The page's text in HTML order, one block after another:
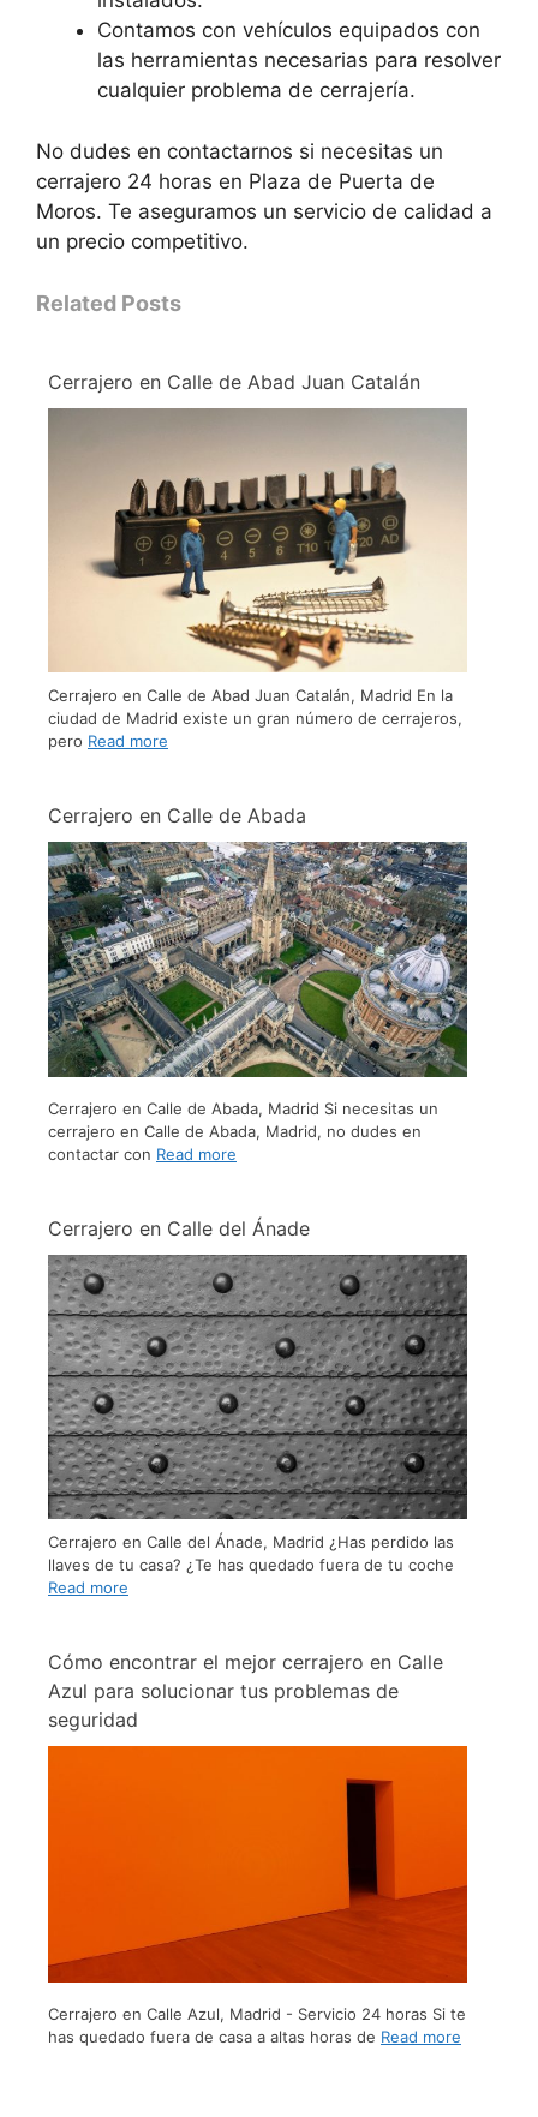
Contamos con vehículos equipados con
las herramientas necesarias para resolver
cualquier problema de cerrajería.
No dudes en contactarnos si necesitas un
cerrajero 24 horas en Plaza de Puerta de
Moros. Te aseguramos un servicio de calidad a
un precio competitivo.
Related Posts
Cerrajero en Calle de Abad Juan Catalán
Cerrajero en Calle de Abad Juan Catalán, Madrid En la
ciudad de Madrid existe un gran número de cerrajeros,
pero Read more
Cerrajero en Calle de Abada
Cerrajero en Calle de Abada, Madrid Si necesitas un
cerrajero en Calle de Abada, Madrid, no dudes en
contactar con Read more
Cerrajero en Calle del Ánade
Cerrajero en Calle del Ánade, Madrid ¿Has perdido las
llaves de tu casa? ¿Te has quedado fuera de tu coche
Read more
Cómo encontrar el mejor cerrajero en Calle
Azul para solucionar tus problemas de
seguridad
Cerrajero en Calle Azul, Madrid - Servicio 24 horas Si te
has quedado fuera de casa a altas horas de Read more